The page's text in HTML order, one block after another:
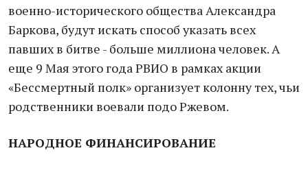
военно-исторического общества Александра
Баркова, будут искать способ указать всех
павших в битве - больше миллиона человек. А
еще 9 Мая этого года РВИО в рамках акции
«Бессмертный полк» организует колонну тех, чьи
родственники воевали подо Ржевом.
НАРОДНОЕ ФИНАНСИРОВАНИЕ